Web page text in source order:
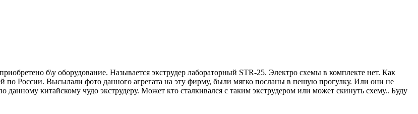
б\у оборудование. Называется экструдер лабораторный STR-25. Электро схемы в комплекте нет. Как
по России. Высылали фото данного агрегата на эту фирму, были мягко посланы в пешую прогулку. Или они не
китайскому чудо экструдеру. Может кто сталкивался с таким экструдером или может скинуть схему.. Буду